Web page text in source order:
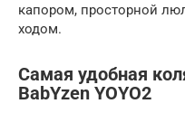
капором, просторной
ходом.
Самая удобная
BabYzen YOYO2